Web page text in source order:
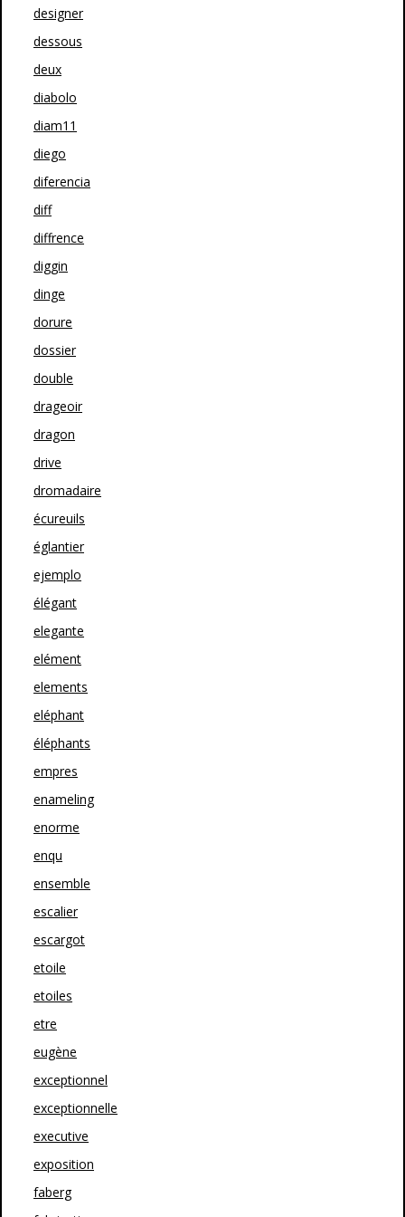
designer
dessous
deux
diabolo
diam11
diego
diferencia
diff
diffrence
diggin
dinge
dorure
dossier
double
drageoir
dragon
drive
dromadaire
écureuils
églantier
ejemplo
élégant
elegante
elément
elements
eléphant
éléphants
empres
enameling
enorme
enqu
ensemble
escalier
escargot
etoile
etoiles
etre
eugène
exceptionnel
exceptionnelle
executive
exposition
faberg